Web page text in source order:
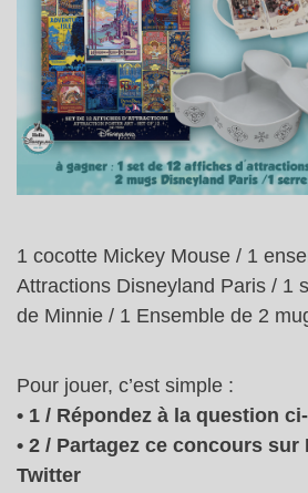
1 cocotte Mickey Mouse / 1
Attractions Disneyland Paris / 1
de Minnie / 1 Ensemble de 2
Pour jouer, c’est simple :
• 1 / Répondez à la question
• 2 / Partagez ce concours sur
Twitter